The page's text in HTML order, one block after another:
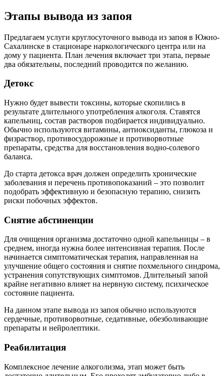
Этапы вывода из запоя
Предлагаем услуги круглосуточного вывода из запоя в Южно-
Сахалинске в стационаре наркологического центра или на
дому у пациента. План лечения включает три этапа, первые
два обязательны, последний проводится по желанию.
Детокс
Нужно будет вывести токсины, которые скопились в
результате длительного употребления алкоголя. Ставятся
капельниц, состав растворов подбирается индивидуально.
Обычно используются витамины, антиоксиданты, глюкоза и
физраствор, противосудорожные и противорвотные
препараты, средства для восстановления водно-солевого
баланса.
До старта детокса врач должен определить хронические
заболевания и перечень противопоказаний – это позволит
подобрать эффективную и безопасную терапию, снизить
риски побочных эффектов.
Снятие абстиненции
Для очищения организма достаточно одной капельницы – в
среднем, иногда нужна более интенсивная терапия. После
начинается симптоматическая терапия, направленная на
улучшение общего состояния и снятие похмельного синдрома,
устранения сопутствующих симптомов. Длительный запой
крайне негативно влияет на нервную систему, психическое
состояние пациента.
На данном этапе вывода из запоя обычно используются
сердечные, противорвотные, седативные, обезболивающие
препараты и нейролептики.
Реабилитация
Комплексное лечение алкоголизма, этап может быть